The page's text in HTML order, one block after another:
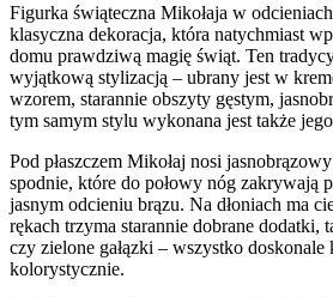
Figurka świąteczna Mikołaja w
klasyczna dekoracja, która natychmiast
domu prawdziwą magię świąt. Ten
wyjątkową stylizacją – ubrany jest w
wzorem, starannie obszyty gęstym,
tym samym stylu wykonana jest także
Pod płaszczem Mikołaj nosi
spodnie, które do połowy nóg zakrywają
jasnym odcieniu brązu. Na dłoniach ma
rękach trzyma starannie dobrane dodatki,
czy zielone gałązki – wszystko doskonale
kolorystycznie.